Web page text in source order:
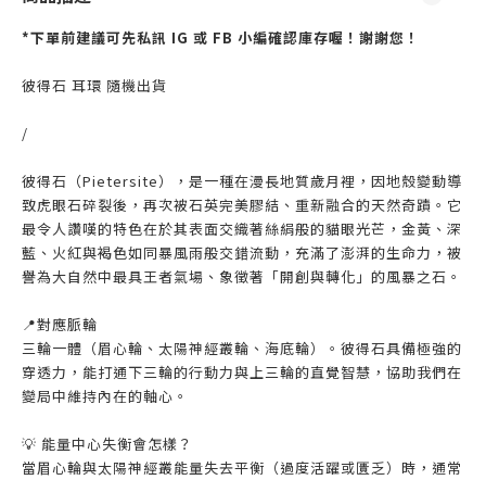
*下單前建議可先私訊 IG 或 FB 小編確認庫存喔！謝謝您！
彼得石 耳環 隨機出貨
/
彼得石（Pietersite），是一種在漫長地質歲月裡，因地殼變動導
致虎眼石碎裂後，再次被石英完美膠結、重新融合的天然奇蹟。它
最令人讚嘆的特色在於其表面交織著絲絹般的貓眼光芒，金黃、深
藍、火紅與褐色如同暴風雨般交錯流動，充滿了澎湃的生命力，被
譽為大自然中最具王者氣場、象徵著「開創與轉化」的風暴之石。
📍對應脈輪
三輪一體（眉心輪、太陽神經叢輪、海底輪）。彼得石具備極強的
穿透力，能打通下三輪的行動力與上三輪的直覺智慧，協助我們在
變局中維持內在的軸心。
💡 能量中心失衡會怎樣？
當眉心輪與太陽神經叢能量失去平衡（過度活躍或匱乏）時，通常